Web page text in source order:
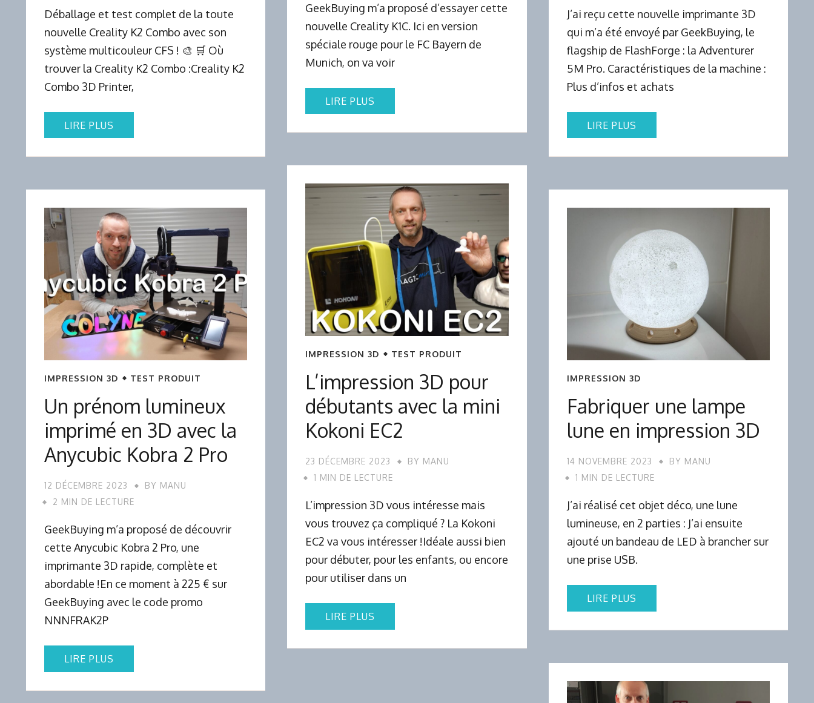
Déballage et test complet de la toute
nouvelle Creality K2 Combo avec son
système multicouleur CFS ! 🎨 🛒 Où
trouver la Creality K2 Combo :Creality K2
Combo 3D Printer,
LIRE PLUS
GeekBuying m’a proposé d’essayer cette
nouvelle Creality K1C. Ici en version
spéciale rouge pour le FC Bayern de
Munich, on va voir
LIRE PLUS
J’ai reçu cette nouvelle imprimante 3D
qui m’a été envoyé par GeekBuying, le
flagship de FlashForge : la Adventurer
5M Pro. Caractéristiques de la machine :
Plus d’infos et achats
LIRE PLUS
IMPRESSION 3D TEST PRODUIT
L’impression 3D pour
débutants avec la mini
Kokoni EC2
23 DÉCEMBRE 2023 BY MANU
1 MIN DE LECTURE
L’impression 3D vous intéresse mais
vous trouvez ça compliqué ? La Kokoni
EC2 va vous intéresser !Idéale aussi bien
pour débuter, pour les enfants, ou encore
pour utiliser dans un
LIRE PLUS
IMPRESSION 3D TEST PRODUIT
Un prénom lumineux
imprimé en 3D avec la
Anycubic Kobra 2 Pro
12 DÉCEMBRE 2023 BY MANU
2 MIN DE LECTURE
GeekBuying m’a proposé de découvrir
cette Anycubic Kobra 2 Pro, une
imprimante 3D rapide, complète et
abordable !En ce moment à 225 € sur
GeekBuying avec le code promo
NNNFRAK2P
LIRE PLUS
IMPRESSION 3D
Fabriquer une lampe
lune en impression 3D
14 NOVEMBRE 2023 BY MANU
1 MIN DE LECTURE
J’ai réalisé cet objet déco, une lune
lumineuse, en 2 parties : J’ai ensuite
ajouté un bandeau de LED à brancher sur
une prise USB.
LIRE PLUS